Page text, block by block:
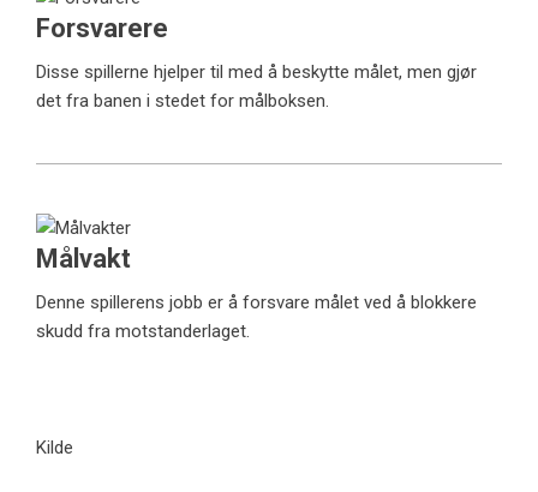
Forsvarere
Disse spillerne hjelper til med å beskytte målet, men gjør
det fra banen i stedet for målboksen.
Målvakt
Denne spillerens jobb er å forsvare målet ved å blokkere
skudd fra motstanderlaget.
Kilde